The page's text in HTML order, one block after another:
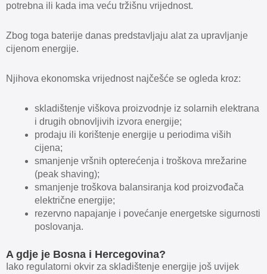
potrebna ili kada ima veću tržišnu vrijednost.
Zbog toga baterije danas predstavljaju alat za upravljanje
cijenom energije.
Njihova ekonomska vrijednost najčešće se ogleda kroz:
skladištenje viškova proizvodnje iz solarnih elektrana
i drugih obnovljivih izvora energije;
prodaju ili korištenje energije u periodima viših
cijena;
smanjenje vršnih opterećenja i troškova mrežarine
(peak shaving);
smanjenje troškova balansiranja kod proizvođača
električne energije;
rezervno napajanje i povećanje energetske sigurnosti
poslovanja.
A gdje je Bosna i Hercegovina?
Iako regulatorni okvir za skladištenje energije još uvijek